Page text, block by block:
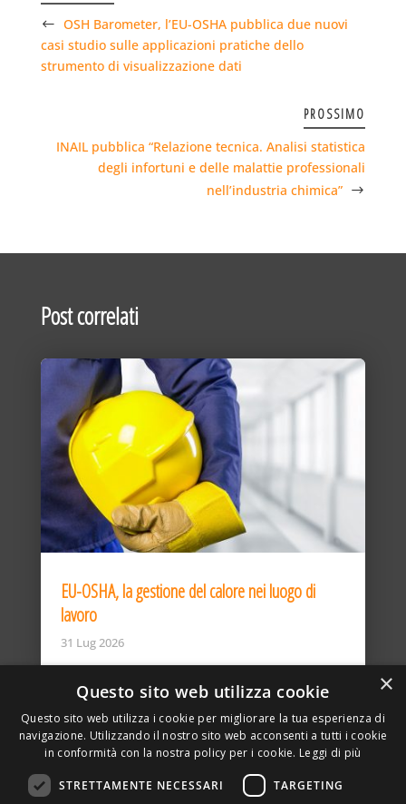
OSH Barometer, l’EU-OSHA pubblica due nuovi
casi studio sulle applicazioni pratiche dello
strumento di visualizzazione dati
PROSSIMO
INAIL pubblica “Relazione tecnica. Analisi statistica
degli infortuni e delle malattie professionali
nell’industria chimica”
Post correlati
EU-OSHA, la gestione del calore nei luogo di
lavoro
31 Lug 2026
×
Questo sito web utilizza cookie
Questo sito web utilizza i cookie per migliorare la tua esperienza di
navigazione. Utilizzando il nostro sito web acconsenti a tutti i cookie
in conformità con la nostra policy per i cookie. Leggi di più
STRETTAMENTE NECESSARI TARGETING